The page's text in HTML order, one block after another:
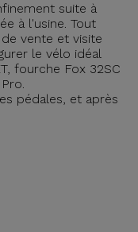
suite à
à l'usine. Tout
vente et visite
le vélo idéal
fourche Fox 32SC
pédales, et après